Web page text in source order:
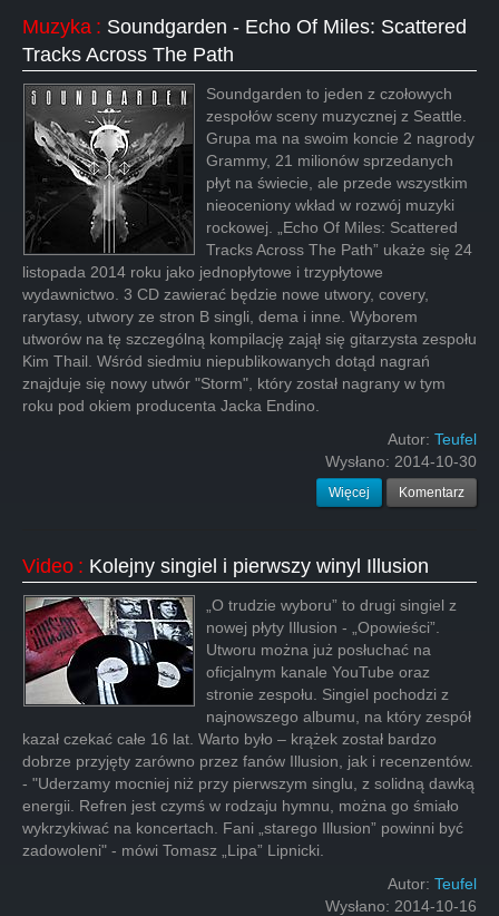
Muzyka : Soundgarden - Echo Of Miles: Scattered
Tracks Across The Path
Soundgarden to jeden z czołowych
zespołów sceny muzycznej z Seattle.
Grupa ma na swoim koncie 2 nagrody
Grammy, 21 milionów sprzedanych
płyt na świecie, ale przede wszystkim
nieoceniony wkład w rozwój muzyki
rockowej. „Echo Of Miles: Scattered
Tracks Across The Path” ukaże się 24
listopada 2014 roku jako jednopłytowe i trzypłytowe
wydawnictwo. 3 CD zawierać będzie nowe utwory, covery,
rarytasy, utwory ze stron B singli, dema i inne. Wyborem
utworów na tę szczególną kompilację zajął się gitarzysta zespołu
Kim Thail. Wśród siedmiu niepublikowanych dotąd nagrań
znajduje się nowy utwór "Storm", który został nagrany w tym
roku pod okiem producenta Jacka Endino.
Autor: Teufel
Wysłano: 2014-10-30
Więcej Komentarz
Video : Kolejny singiel i pierwszy winyl Illusion
„O trudzie wyboru” to drugi singiel z
nowej płyty Illusion - „Opowieści”.
Utworu można już posłuchać na
oficjalnym kanale YouTube oraz
stronie zespołu. Singiel pochodzi z
najnowszego albumu, na który zespół
kazał czekać całe 16 lat. Warto było – krążek został bardzo
dobrze przyjęty zarówno przez fanów Illusion, jak i recenzentów.
- "Uderzamy mocniej niż przy pierwszym singlu, z solidną dawką
energii. Refren jest czymś w rodzaju hymnu, można go śmiało
wykrzykiwać na koncertach. Fani „starego Illusion” powinni być
zadowoleni" - mówi Tomasz „Lipa” Lipnicki.
Autor: Teufel
Wysłano: 2014-10-16